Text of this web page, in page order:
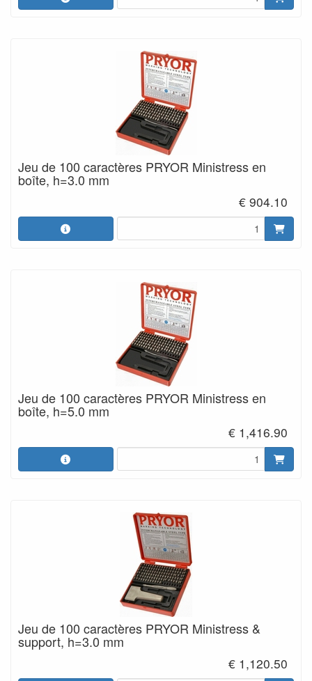
Jeu de 100 caractères PRYOR Ministress en
boîte, h=3.0 mm
€ 904.10
Jeu de 100 caractères PRYOR Ministress en
boîte, h=5.0 mm
€ 1,416.90
Jeu de 100 caractères PRYOR Ministress &
support, h=3.0 mm
€ 1,120.50